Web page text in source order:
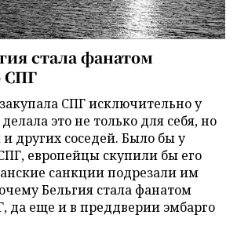
стала фанатом
СПГ
СПГ исключительно у
это не только для себя, но
других соседей. Было бы у
европейцы скупили бы его
санкции подрезали им
Бельгия стала фанатом
да еще и в преддверии эмбарго